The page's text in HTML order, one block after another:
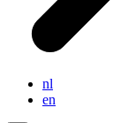
nl
en